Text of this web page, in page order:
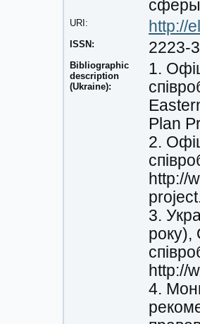
URI: http://
ISSN: 2223-
Bibliographic
description
(Ukraine):
1.
Plan
2.
http://
3.
року),
http://
4.